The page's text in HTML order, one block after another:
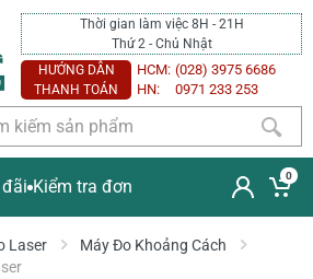
Thời gian làm việc 8H - 21H
Thứ 2 - Chủ Nhật
HƯỚNG DẪN
THANH TOÁN
HCM: (028) 3975 6686
HN:
0971 233 253
Kiểm tra đơn
0
Laser
Máy Đo Khoảng Cách